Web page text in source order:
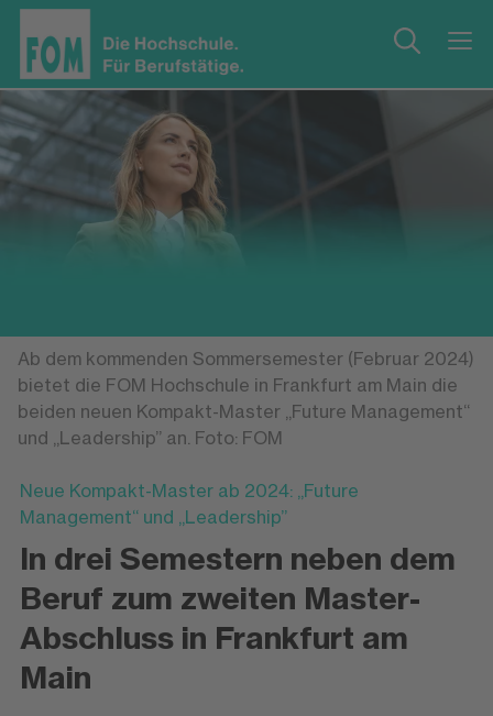
Ab dem kommenden Sommersemester (Februar 2024)
bietet die FOM Hochschule in Frankfurt am Main die
beiden neuen Kompakt-Master „Future Management“
und „Leadership” an. Foto: FOM
Neue Kompakt-Master ab 2024: „Future
Management“ und „Leadership”
In drei Semestern neben dem
Beruf zum zweiten Master-
Abschluss in Frankfurt am
Main